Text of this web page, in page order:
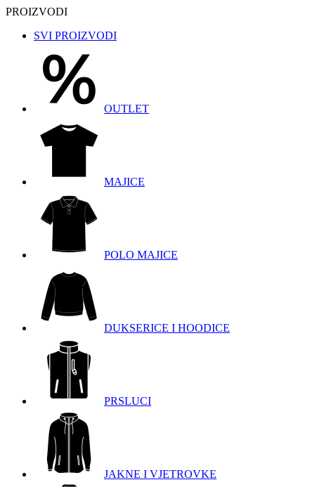
PROIZVODI
SVI PROIZVODI
OUTLET
MAJICE
POLO MAJICE
DUKSERICE I HOODICE
PRSLUCI
JAKNE I VJETROVKE